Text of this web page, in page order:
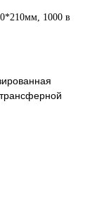
1000 в